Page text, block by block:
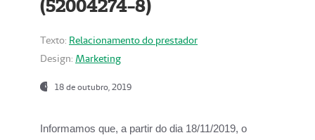
(52004274-8)
Texto: Relacionamento do prestador
Design: Marketing
18 de outubro, 2019
Informamos que, a partir do dia 18/11/2019, o